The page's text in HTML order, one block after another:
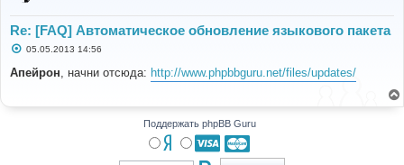
Re: [FAQ] Автоматическое обновление языкового пакета
С
о
б
05.05.2013 14:56
Апейрон , начни отсюда: http://www.phpbbguru.net/files/updates/
Поддержать phpBB Guru